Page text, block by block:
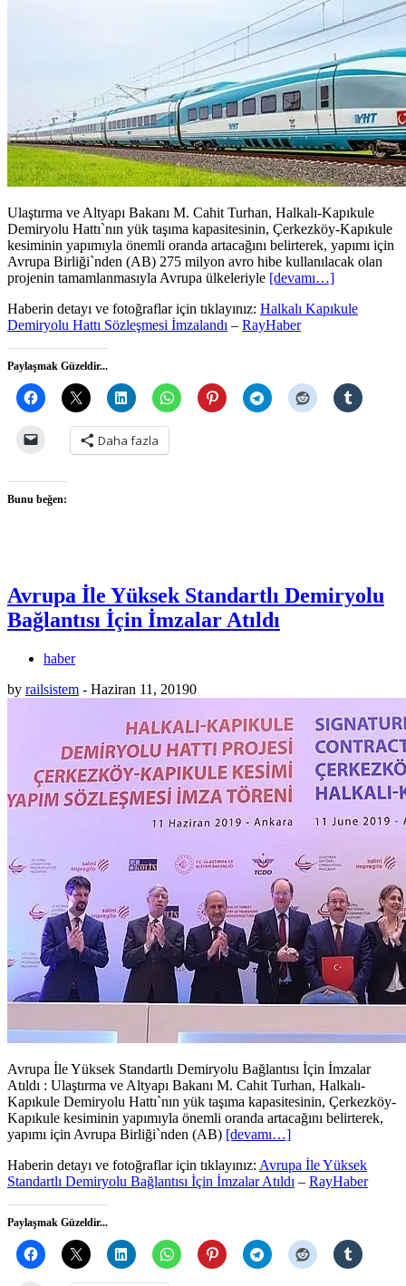
Ulaştırma ve Altyapı Bakanı M. Cahit Turhan, Halkalı-Kapıkule
Demiryolu Hattı`nın yük taşıma kapasitesinin, Çerkezköy-Kapıkule
kesiminin yapımıyla önemli oranda artacağını belirterek, yapımı için
Avrupa Birliği`nden (AB) 275 milyon avro hibe kullanılacak olan
projenin tamamlanmasıyla Avrupa ülkeleriyle [devamı…]
Haberin detayı ve fotoğraflar için tıklayınız: Halkalı Kapıkule
Demiryolu Hattı Sözleşmesi İmzalandı – RayHaber
Paylaşmak Güzeldir...
Daha fazla
Bunu beğen:
Avrupa İle Yüksek Standartlı Demiryolu
Bağlantısı İçin İmzalar Atıldı
haber
by railsistem - Haziran 11, 20190
Avrupa İle Yüksek Standartlı Demiryolu Bağlantısı İçin İmzalar
Atıldı : Ulaştırma ve Altyapı Bakanı M. Cahit Turhan, Halkalı-
Kapıkule Demiryolu Hattı`nın yük taşıma kapasitesinin, Çerkezköy-
Kapıkule kesiminin yapımıyla önemli oranda artacağını belirterek,
yapımı için Avrupa Birliği`nden (AB) [devamı…]
Haberin detayı ve fotoğraflar için tıklayınız: Avrupa İle Yüksek
Standartlı Demiryolu Bağlantısı İçin İmzalar Atıldı – RayHaber
Paylaşmak Güzeldir...